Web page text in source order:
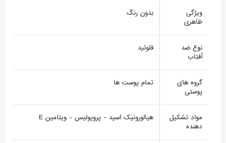
ویژگی
ظاهری
بدون رنگ
نوع ضد
آفتاب
فلوئید
گروه های
پوستی
تمام پوست ها
مواد تشکیل
دهنده
هیالورونیک اسید - پروپولیس - ویتامین E